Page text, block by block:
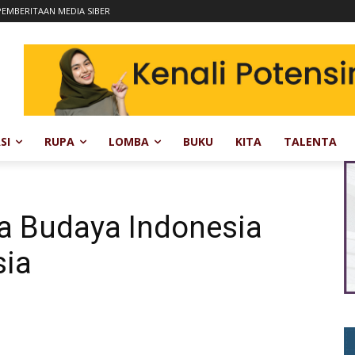
MEDIA SIBER
RUPA LOMBA BUKU KITA TALENTA
Budaya Indonesia